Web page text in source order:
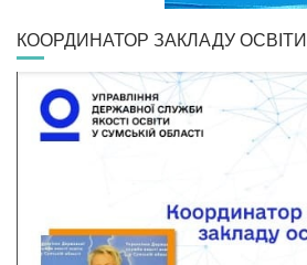
КООРДИНАТОР ЗАКЛАДУ ОСВІТИ